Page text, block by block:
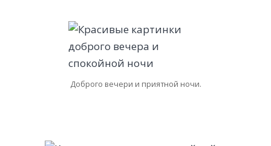
Доброго вечери и приятной ночи.